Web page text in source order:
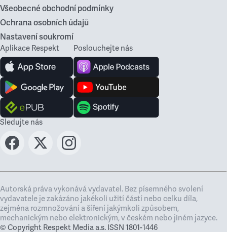
Všeobecné obchodní podmínky
Ochrana osobních údajů
Nastavení soukromí
Aplikace Respekt Poslouchejte nás
Sledujte nás
Autorská práva vykonává vydavatel. Bez písemného svolení
vydavatele je zakázáno jakékoli užití částí nebo celku díla,
zejména rozmnožování a šíření jakýmkoli způsobem,
mechanickým nebo elektronickým, v českém nebo jiném jazyce.
© Copyright Respekt Media a.s. ISSN 1801-1446